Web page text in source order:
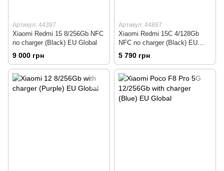
Артикул: 44397
Xiaomi Redmi 15 8/256Gb NFC
no charger (Black) EU Global
9 000 грн
Артикул: 44887
Xiaomi Redmi 15C 4/128Gb
NFC no charger (Black) EU
Global
5 790 грн